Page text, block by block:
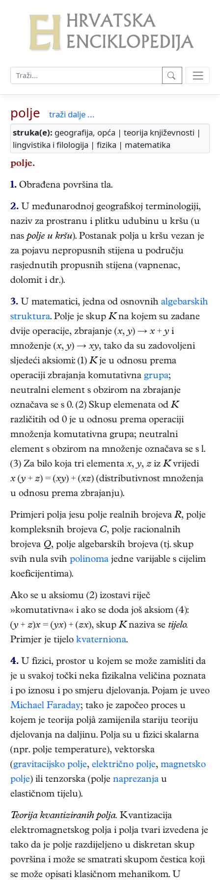
polje
traži dalje ...
struka(e): geografija, opća | teorija književnosti |
lingvistika i filologija | fizika | matematika
polje.
1. Obrađena površina tla.
2. U međunarodnoj geografskoj terminologiji,
naziv za prostranu i plitku udubinu u kršu (u
naspolje u kršu). Postanak polja u kršu vezan je
za pojavu nepropusnih stijena u području
rasjednutih propusnih stijena (vapnenac,
dolomit i dr.).
3. U matematici, jedna od osnovnih algebarskih
struktura. Polje je skup Kna kojem su zadane
dvije operacije, zbrajanje (x,y) → x +y i
množenje (x,y) → xy, tako da su zadovoljeni
sljedeći aksiomi: (1) Kje u odnosu prema
operaciji zbrajanja komutativna grupa;
neutralni element s obzirom na zbrajanje
označava se s 0. (2) Skup elemenata od K
različitih od 0 je u odnosu prema operaciji
množenja komutativna grupa; neutralni
element s obzirom na množenje označava se s l.
(3) Za bilo koja tri elementa x,y, z iz Kvrijedi
x (y + z) = (xy) + (xz) (distributivnost množenja
u odnosu prema zbrajanju).
Primjeri polja jesu polje realnih brojeva R, polje
kompleksnih brojeva C, polje racionalnih
brojeva Q, polje algebarskih brojeva (tj. skup
svih nula svih polinoma jedne varijable s cijelim
koeficijentima).
Ako se u aksiomu (2) izostavi riječ
»komutativna« i ako se doda još aksiom (4):
(y + z)x = (yx) + (zx), skup Knaziva se tijelo.
Primjer je tijelo kvaterniona.
4. U fizici, prostor u kojem se može zamisliti da
je u svakoj točki neka fizikalna veličina poznata
i po iznosu i po smjeru djelovanja. Pojam je uveo
Michael Faraday; tako je započeo proces u
kojem je teorija poljâ zamijenila stariju teoriju
djelovanja na daljinu. Polja su u fizici skalarna
(npr. polje temperature), vektorska
(gravitacijsko polje, električno polje, magnetsko
polje) ili tenzorska (polje naprezanja u
elastičnom tijelu).
Teorija kvantiziranih polja. Kvantizacija
elektromagnetskog polja i polja tvari izvedena je
tako da je polje razdijeljeno u diskretan skup
površina i može se smatrati skupom čestica koji
se može opisati klasičnom mehanikom. U